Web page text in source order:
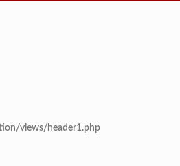
views/header1.php